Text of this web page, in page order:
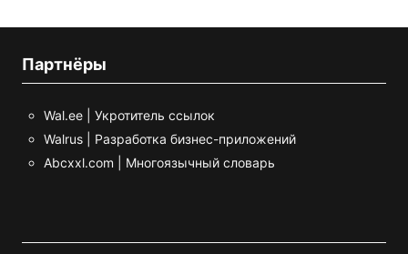
Партнёры
Wal.ee | Укротитель ссылок
Walrus | Разработка бизнес-приложений
Abcxxl.com | Многоязычный словарь